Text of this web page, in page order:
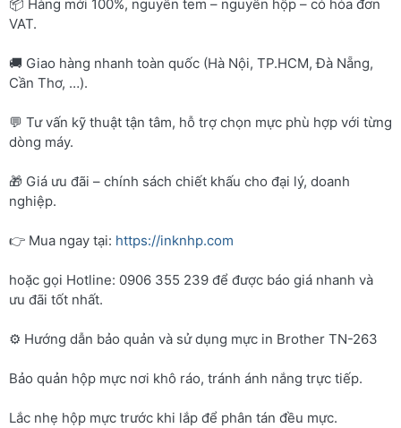
📦 Hàng mới 100%, nguyên tem – nguyên hộp – có hóa đơn
VAT.
🚚 Giao hàng nhanh toàn quốc (Hà Nội, TP.HCM, Đà Nẵng,
Cần Thơ, …).
💬 Tư vấn kỹ thuật tận tâm, hỗ trợ chọn mực phù hợp với từng
dòng máy.
🎁 Giá ưu đãi – chính sách chiết khấu cho đại lý, doanh
nghiệp.
👉 Mua ngay tại: https://inknhp.com
hoặc gọi Hotline: 0906 355 239 để được báo giá nhanh và
ưu đãi tốt nhất.
⚙️ Hướng dẫn bảo quản và sử dụng mực in Brother TN-263
Bảo quản hộp mực nơi khô ráo, tránh ánh nắng trực tiếp.
Lắc nhẹ hộp mực trước khi lắp để phân tán đều mực.